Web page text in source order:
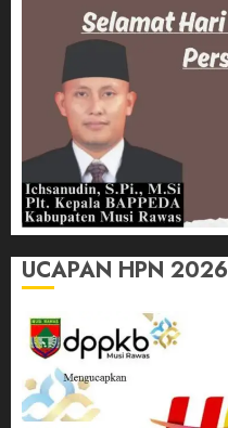
UCAPAN HPN 2026